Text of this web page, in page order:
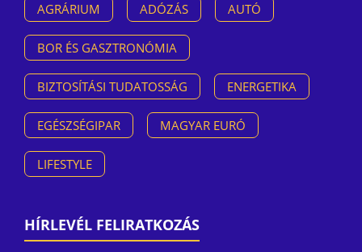
AGRÁRIUM ADÓZÁS AUTÓ
BOR ÉS GASZTRONÓMIA
BIZTOSÍTÁSI TUDATOSSÁG ENERGETIKA
EGÉSZSÉGIPAR MAGYAR EURÓ
LIFESTYLE
HÍRLEVÉL FELIRATKOZÁS